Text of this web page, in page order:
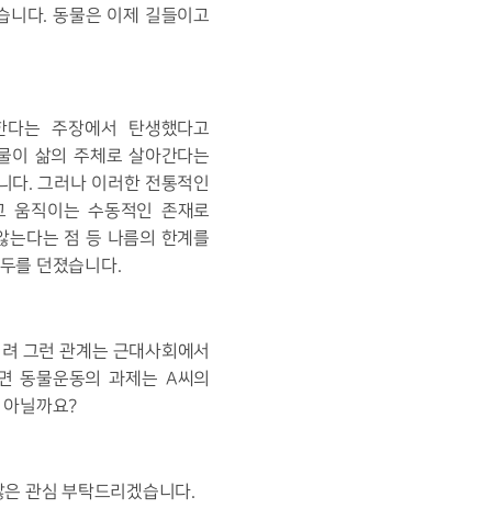
니다. 동물은 이제 길들이고
는 주장에서 탄생했다고
이 삶의 주체로 살아간다는
다. 그러나 이러한 전통적인
움직이는 수동적인 존재로
는다는 점 등 나름의 한계를
를 던졌습니다.
그런 관계는 근대사회에서
동물운동의 과제는 A씨의
닐까요?
관심 부탁드리겠습니다.